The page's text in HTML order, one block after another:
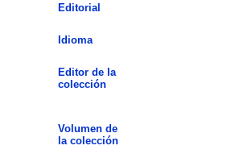
Editorial
Idioma
Editor de la
colección
Volumen de
la colección